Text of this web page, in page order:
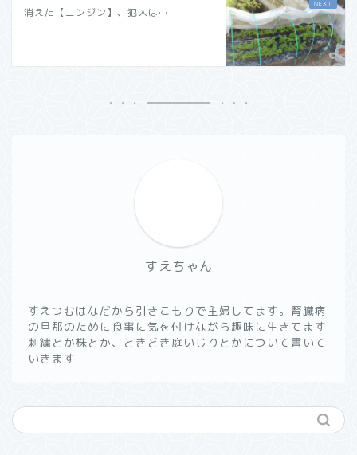
消えた【ニンジン】、犯人は…
すえちゃん
すえつむはなだから引きこもりで主婦してます。腎臓病
の旦那のために食事に気を付けながら趣味に生きてます
刺繍とか株とか、ときどき庭いじりとかについて書いて
いきます